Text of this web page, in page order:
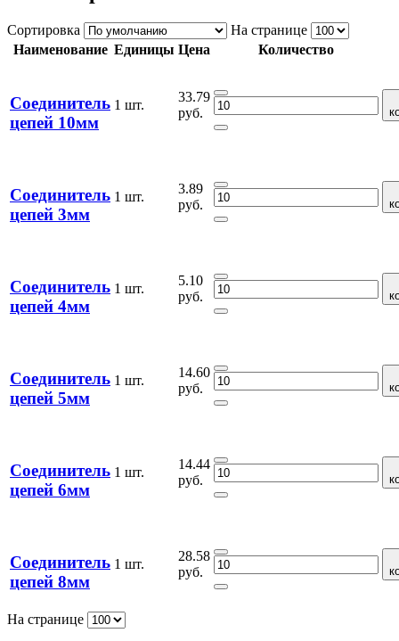
Сортировка
На странице
Наименование Единицы Цена Количество
Соединитель
цепей 10мм
1 шт.
33.79
руб.
Соединитель
цепей 3мм
1 шт.
3.89
руб.
Соединитель
цепей 4мм
1 шт.
5.10
руб.
Соединитель
цепей 5мм
1 шт.
14.60
руб.
Соединитель
цепей 6мм
1 шт.
14.44
руб.
Соединитель
цепей 8мм
1 шт.
28.58
руб.
На странице